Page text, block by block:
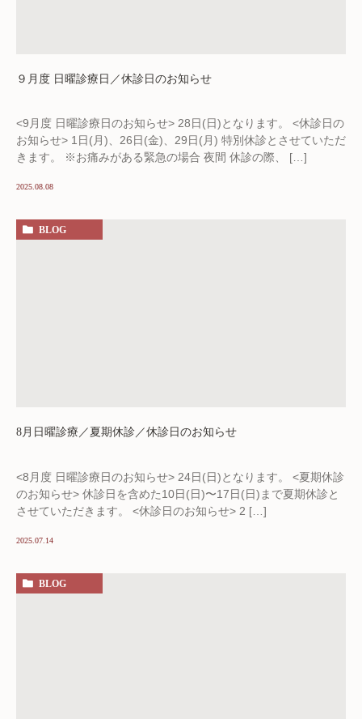
９月度 日曜診療日／休診日のお知らせ
<9月度 日曜診療日のお知らせ> 28日(日)となります。 <休診日の
お知らせ> 1日(月)、26日(金)、29日(月) 特別休診とさせていただ
きます。 ※お痛みがある緊急の場合 夜間 休診の際、 […]
2025.08.08
BLOG
8月日曜診療／夏期休診／休診日のお知らせ
<8月度 日曜診療日のお知らせ> 24日(日)となります。 <夏期休診
のお知らせ> 休診日を含めた10日(日)〜17日(日)まで夏期休診と
させていただきます。 <休診日のお知らせ> 2 […]
2025.07.14
BLOG